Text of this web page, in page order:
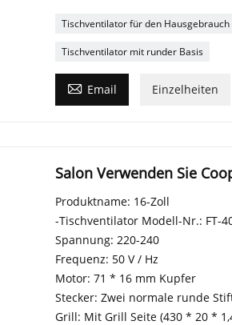
Tischventilator für den Hausgebrauch
Tischventilator mit runder Basis
 Email Einzelheiten
Salon Verwenden Sie
Produktname: 16-Zoll
-Tischventilator Modell-Nr.: FT-
Spannung: 220-240
Frequenz: 50 V / Hz
Motor: 71 * 16 mm Kupfer
Stecker: Zwei normale runde
Grill: Mit Grill Seite (430 * 20 *